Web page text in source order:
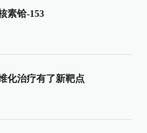
素铪-153
化治疗有了新靶点